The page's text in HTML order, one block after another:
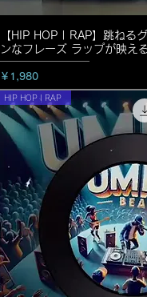
【HIP HOP | RAP】跳ねる
ンなフレーズ ラップが映え
価格
￥1,980
HIP HOP | RAP